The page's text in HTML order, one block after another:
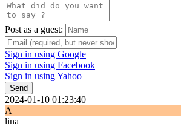
Post as a guest:
Sign in using Google
Sign in using Facebook
Sign in using Yahoo
Send
2024-01-10 01:23:40
A
lina